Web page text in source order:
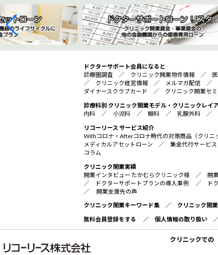
ドクターサポート会員になると
診療圏調査 ／ クリニック開業物件情報 ／
／ クリニック経営情報 ／ メルマガ配信 ／
ダイナースクラブカード ／ クリニック開業セ
診療科別 クリニック開業モデル・クリニックレイ
内科 ／ 小児科 ／ 眼科 ／ 乳腺外科 ／
リコーリース サービス紹介
Withコロナ・Afterコロナ時代の対策商品（クリニ
メディカルアセットローン ／ 集金代行サービス
コラム
クリニック開業実績
開業インタビュー たかむらクリニック様 ／ 開
／
ドクターサポートプランの導入事例 ／
ド
／ 開業支援先の声
クリニック開業キーワード集 ／ クリニック開
無料会員登録をする
／ 個人情報の取り扱い
クリニックでの